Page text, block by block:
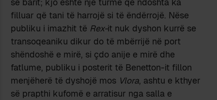
filluar që tani të harrojë si të ëndërrojë. Nëse
publiku i imazhit të Rex-it nuk dyshon kurrë se
transoqeaniku dikur do të mbërrijë në port
shëndoshë e mirë, si çdo anije e mirë dhe
fatlume, publiku i posterit të Benetton-it fillon
menjëherë të dyshojë mos Vlora, ashtu e kthyer
së prapthi kufomë e arratisur nga salla e